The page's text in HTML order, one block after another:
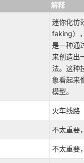
解释
迷你化仿
faking）
是一种通
来创造出
法。这种
象看起来
模型。
火车线路
不太重要
不太重要